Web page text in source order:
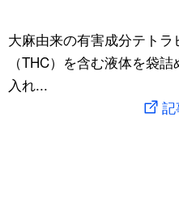
文化
動画/Live
スポーツ・東京2020
大麻由来の有害成分テト
（THC）を含む液体を袋
入れ...
記